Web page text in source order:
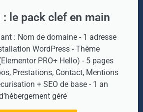
: le pack clef en main
: Nom de domaine - 1 adresse
WordPress - Thème
PRO+ Hello) - 5 pages
Prestations, Contact, Mentions
+ SEO de base - 1 an
géré